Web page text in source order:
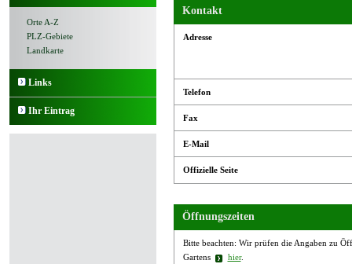
Orte A-Z
PLZ-Gebiete
Landkarte
Links
Ihr Eintrag
Kontakt
Adresse
Telefon
Fax
E-Mail
Offizielle Seite
Öffnungszeiten
Bitte beachten: Wir prüfen die Angaben zu
Gartens
hier.